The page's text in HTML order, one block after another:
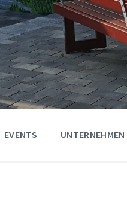
EVENTS UNTERNEHMEN